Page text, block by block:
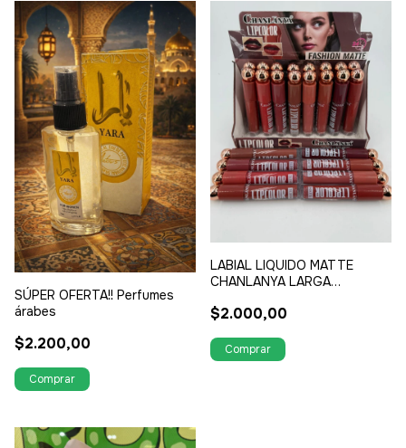
SÚPER OFERTA!! Perfumes
árabes
$2.200,00
LABIAL LIQUIDO MATTE
CHANLANYA LARGA
$2.000,00